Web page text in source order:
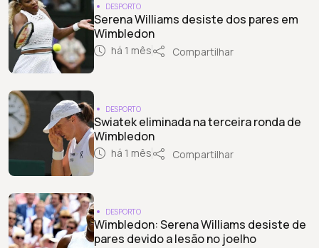
DESPORTO
Serena Williams desiste dos pares em
Wimbledon
há 1 mês Compartilhar
DESPORTO
Swiatek eliminada na terceira ronda de
Wimbledon
há 1 mês Compartilhar
DESPORTO
Wimbledon: Serena Williams desiste de
pares devido a lesão no joelho